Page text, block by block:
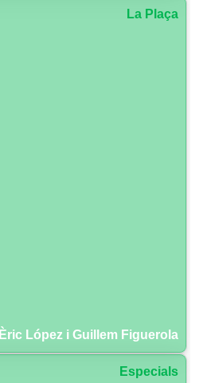
La Plaça
Èric López i Guillem Figuerola
Especials